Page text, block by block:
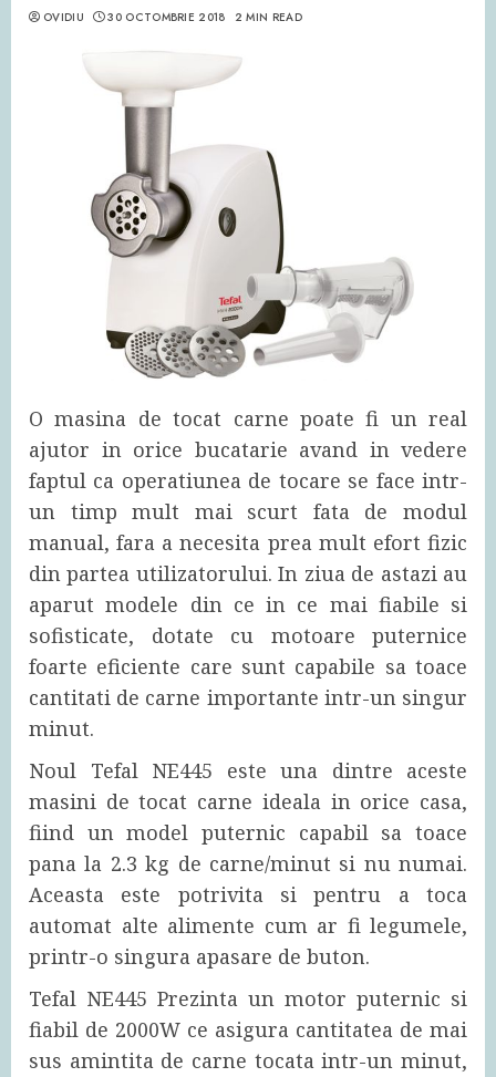
OVIDIU 30 OCTOMBRIE 2018 2 MIN READ
O masina de tocat carne poate fi un real
ajutor in orice bucatarie avand in vedere
faptul ca operatiunea de tocare se face intr-
un timp mult mai scurt fata de modul
manual, fara a necesita prea mult efort fizic
din partea utilizatorului. In ziua de astazi au
aparut modele din ce in ce mai fiabile si
sofisticate, dotate cu motoare puternice
foarte eficiente care sunt capabile sa toace
cantitati de carne importante intr-un singur
minut.
Noul Tefal NE445 este una dintre aceste
masini de tocat carne ideala in orice casa,
fiind un model puternic capabil sa toace
pana la 2.3 kg de carne/minut si nu numai.
Aceasta este potrivita si pentru a toca
automat alte alimente cum ar fi legumele,
printr-o singura apasare de buton.
Tefal NE445 Prezinta un motor puternic si
fiabil de 2000W ce asigura cantitatea de mai
sus amintita de carne tocata intr-un minut,